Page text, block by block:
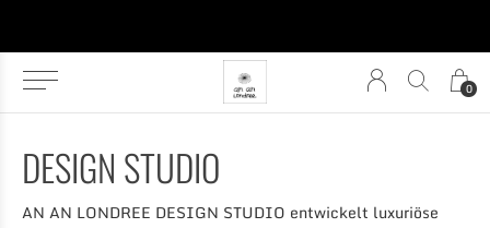
0
DESIGN STUDIO
AN AN LONDREE DESIGN STUDIO entwickelt luxuriöse